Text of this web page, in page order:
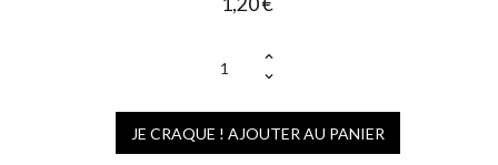
JE CRAQUE ! AJOUTER AU PANIER